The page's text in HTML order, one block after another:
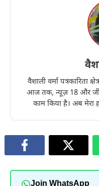
वैशाली वर्मा पत्रकारिता
आज तक, न्यूज़ 18 और जी
काम किया है। अब मेरा